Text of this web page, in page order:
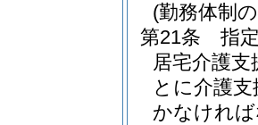
(勤務体制
第21条
指
居宅介護
とに介護
かなけれ